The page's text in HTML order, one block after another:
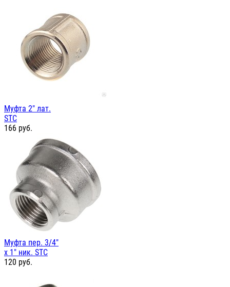
Муфта 2" лат.
STC
166 руб.
Муфта пер. 3/4"
х 1" ник. STC
120 руб.